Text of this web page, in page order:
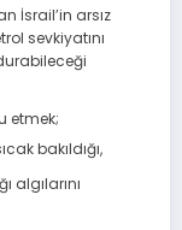
İsrail’in arsız
sevkiyatını
etmek;
bakıldığı,
algılarını